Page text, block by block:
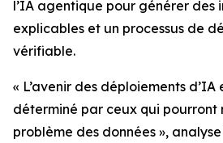
l’IA agentique pour générer des
explicables et un processus de
vérifiable.
« L’avenir des déploiements
déterminé par ceux qui pourront
problème des données »,